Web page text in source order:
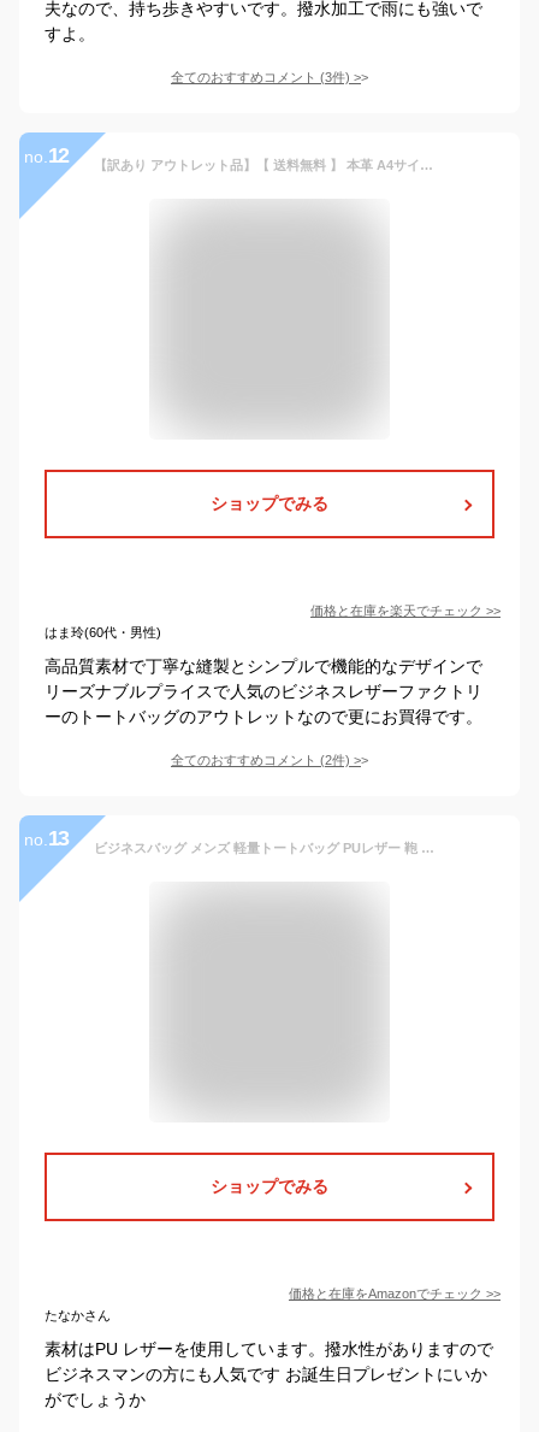
夫なので、持ち歩きやすいです。撥水加工で雨にも強いで
すよ。
全てのおすすめコメント (3件) >
no. 12 【訳あり アウトレット品】【 送料無料 】 本革 A4サイズ トートバッグ メンズ 牛革 a4 レザー A4 PC 旅行 大きめ 黒 フォーマル 革 ビジネスバッグ 人気 ブランド トート ビジネス シンプル 手提げ ギフト トートバック 鞄 ビジネストート 通勤 通学 出張
ショップでみる
価格と在庫を楽天でチェック >>
はま玲(60代・男性)
高品質素材で丁寧な縫製とシンプルで機能的なデザインで
リーズナブルプライスで人気のビジネスレザーファクトリ
ーのトートバッグのアウトレットなので更にお買得です。
全てのおすすめコメント (2件) >
no. 13 ビジネスバッグ メンズ 軽量トートバッグ PUレザー 鞄 おしゃれ 大容量 ブリーフケース 就活 ハンドバッグ 撥水 耐摩擦 2way A4対応 仕事 通勤 出張 リクルートバッグ ブラック
ショップでみる
価格と在庫をAmazonでチェック >>
たなかさん
素材はPU レザーを使用しています。撥水性がありますので
ビジネスマンの方にも人気です お誕生日プレゼントにいか
がでしょうか